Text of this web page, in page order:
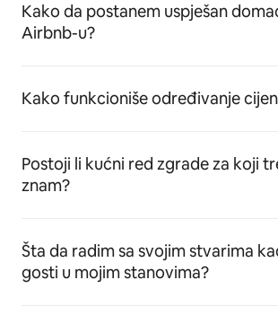
Kako da postanem uspješan
Airbnb-u?
Kako funkcioniše određivanje
Postoji li kućni red zgrade za koji
znam?
Šta da radim sa svojim stvarima
gosti u mojim stanovima?